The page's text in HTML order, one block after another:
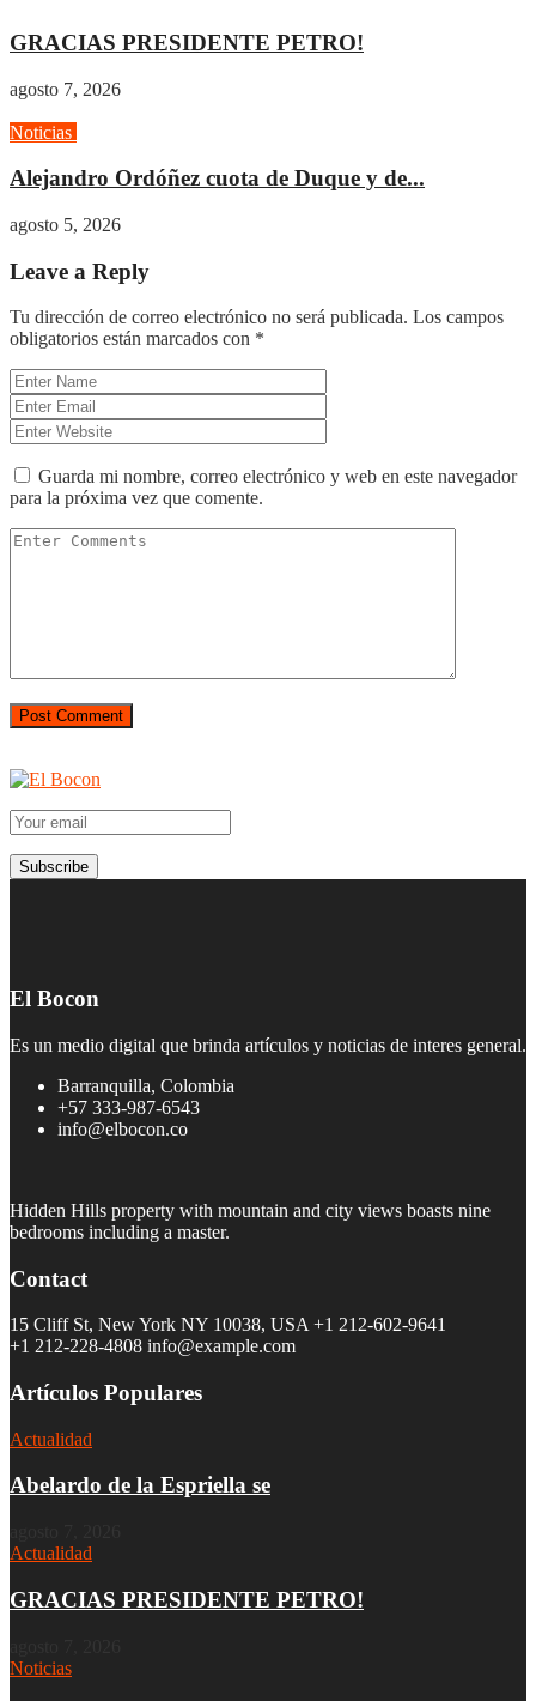
GRACIAS PRESIDENTE PETRO!
agosto 7, 2026
Noticias
Alejandro Ordóñez cuota de Duque y de...
agosto 5, 2026
Leave a Reply
Tu dirección de correo electrónico no será publicada. Los campos
obligatorios están marcados con *
Guarda mi nombre, correo electrónico y web en este navegador
para la próxima vez que comente.
El Bocon
Es un medio digital que brinda artículos y noticias de interes general.
Barranquilla, Colombia
+57 333-987-6543
info@elbocon.co
Hidden Hills property with mountain and city views boasts nine
bedrooms including a master.
Contact
15 Cliff St, New York NY 10038, USA +1 212-602-9641
+1 212-228-4808 info@example.com
Artículos Populares
Actualidad
Abelardo de la Espriella se
Actualidad
GRACIAS PRESIDENTE PETRO!
Noticias